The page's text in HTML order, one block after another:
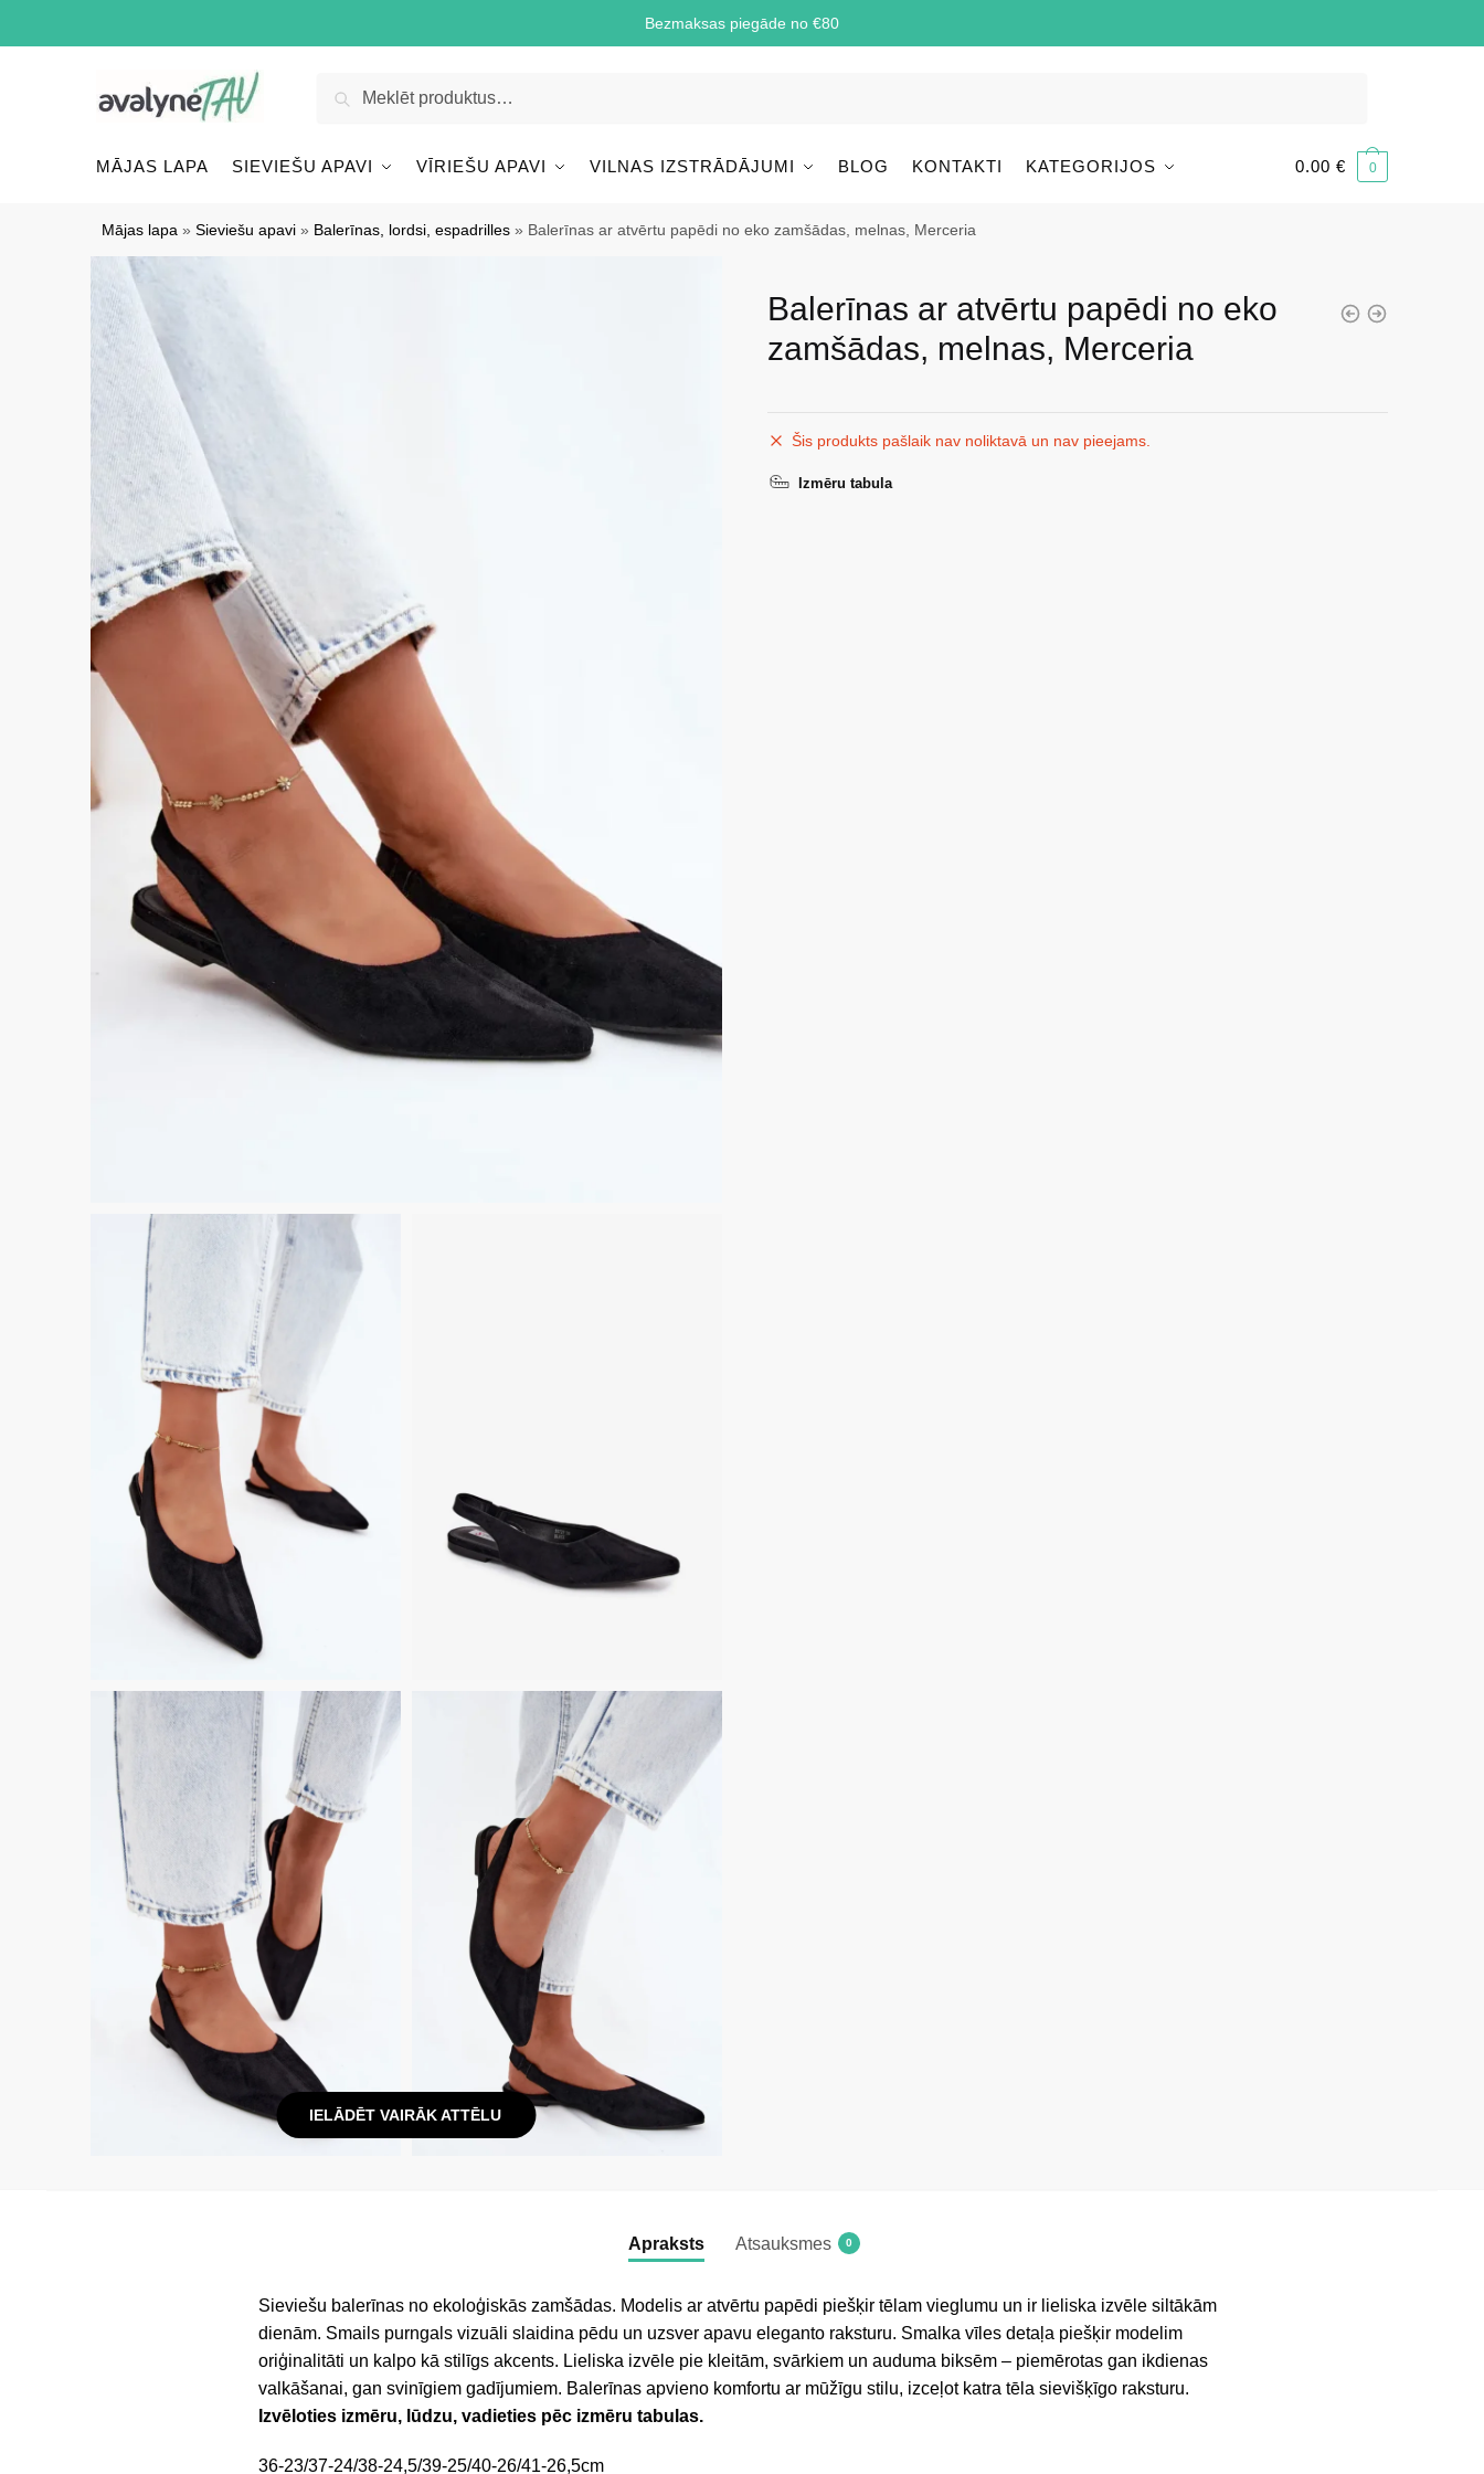
Bezmaksas piegāde no €80
Meklēt
MĀJAS LAPA SIEVIEŠU APAVI VĪRIEŠU APAVI VILNAS IZSTRĀDĀJUMI BLOG KONTAKTI KATEGORIJOS 0.00 € 0
Mājas lapa »Sieviešu apavi » Balerīnas, lordsi, espadrilles » Balerīnas ar atvērtu papēdi no eko zamšādas, melnas, Merceria
IELĀDĒT VAIRĀK ATTĒLU
Balerīnas ar atvērtu papēdi no eko
zamšādas, melnas, Merceria
Šis produkts pašlaik nav noliktavā un nav pieejams.
Izmēru tabula
Apraksts Atsauksmes 0
Sieviešu balerīnas no ekoloģiskās zamšādas. Modelis ar atvērtu papēdi piešķir tēlam vieglumu un ir lieliska izvēle siltākām
dienām. Smails purngals vizuāli slaidina pēdu un uzsver apavu eleganto raksturu. Smalka vīles detaļa piešķir modelim
oriģinalitāti un kalpo kā stilīgs akcents. Lieliska izvēle pie kleitām, svārkiem un auduma biksēm – piemērotas gan ikdienas
valkāšanai, gan svinīgiem gadījumiem. Balerīnas apvieno komfortu ar mūžīgu stilu, izceļot katra tēla sievišķīgo raksturu.
Izvēloties izmēru, lūdzu, vadieties pēc izmēru tabulas.
36-23/37-24/38-24,5/39-25/40-26/41-26,5cm